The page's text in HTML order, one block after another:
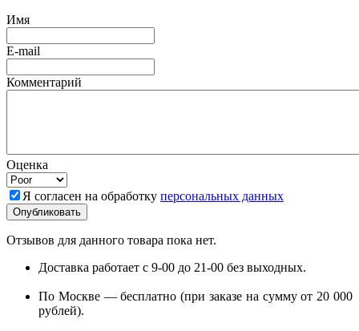
Имя
E-mail
Комментарий
Оценка
Я согласен на обработку персональных данных
Отзывов для данного товара пока нет.
Доставка работает с 9-00 до 21-00 без выходных.
По Москве — бесплатно (при заказе на сумму от 20 000
рублей).